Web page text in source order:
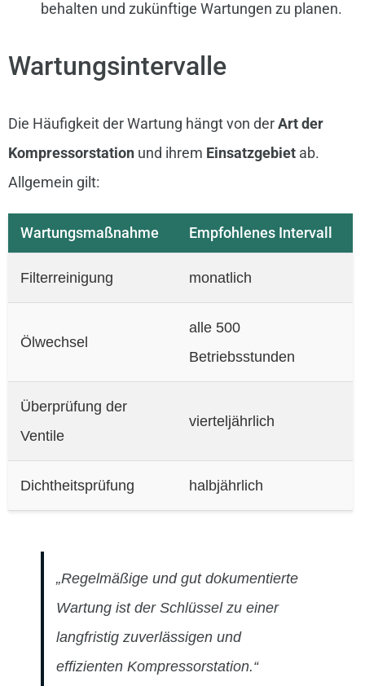
behalten und zukünftige Wartungen zu planen.
Wartungsintervalle
Die Häufigkeit der Wartung hängt von derArt der
Kompressorstationund ihrem Einsatzgebietab.
Allgemein gilt:
Wartungsmaßnahme Empfohlenes Intervall
Filterreinigung monatlich
Ölwechsel
alle 500
Betriebsstunden
Überprüfung der
Ventile
vierteljährlich
Dichtheitsprüfung halbjährlich
„Regelmäßige und gut dokumentierte
Wartung ist der Schlüssel zu einer
langfristig zuverlässigen und
effizienten Kompressorstation.“